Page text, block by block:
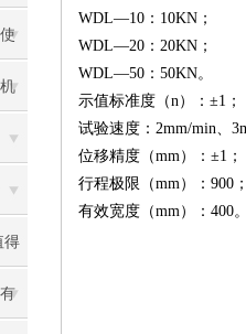
得
WDL—10：10KN；
WDL—20：20KN；
WDL—50：50KN。
示值标准度（n）：±1；
试验速度：2mm/min、
位移精度（mm）：±1；
行程极限（mm）：900
有效宽度（mm）：400